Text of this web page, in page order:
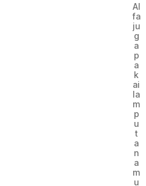
Al
fa
ju
g
a
p
a
k
ai
la
m
p
u
t
a
n
a
m
u